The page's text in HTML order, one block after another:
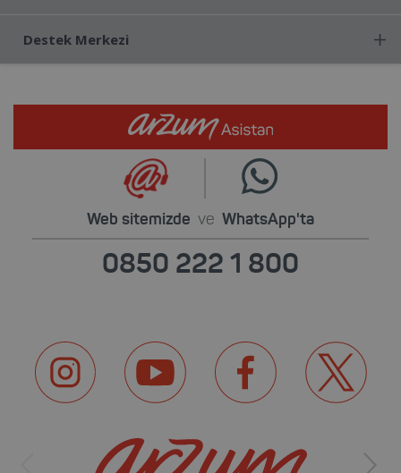
Destek Merkezi
Web sitemizde ve WhatsApp'ta
0850 222 1 800